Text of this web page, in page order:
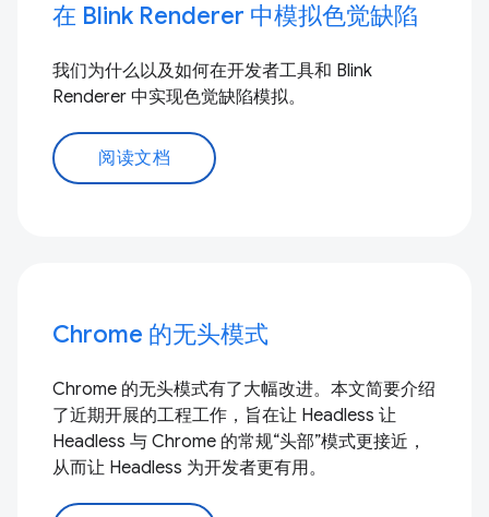
在 Blink Renderer 中模拟色觉缺陷
我们为什么以及如何在开发者工具和 Blink
Renderer 中实现色觉缺陷模拟。
阅读文档
Chrome 的无头模式
Chrome 的无头模式有了大幅改进。本文简要介绍
了近期开展的工程工作，旨在让 Headless 让
Headless 与 Chrome 的常规“头部”模式更接近，
从而让 Headless 为开发者更有用。